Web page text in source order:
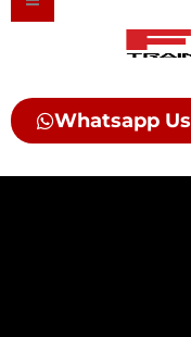
Skip
Whatsapp Us